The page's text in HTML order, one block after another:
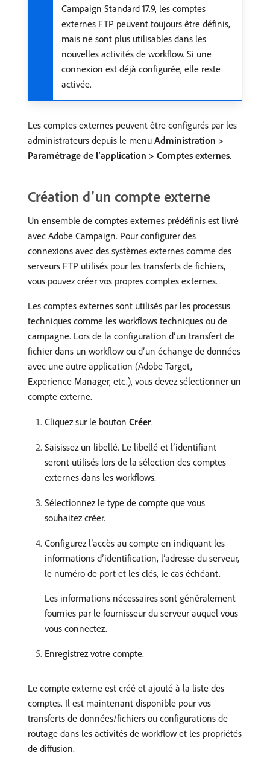
Campaign Standard 17.9, les comptes
externes FTP peuvent toujours être définis,
mais ne sont plus utilisables dans les
nouvelles activités de workflow. Si une
connexion est déjà configurée, elle reste
activée.
Les comptes externes peuvent être configurés par les
administrateurs depuis le menu Administration >
Paramétrage de l’application > Comptes externes.
Création d’un compte externe
Un ensemble de comptes externes prédéfinis est livré
avec Adobe Campaign. Pour configurer des
connexions avec des systèmes externes comme des
serveurs FTP utilisés pour les transferts de fichiers,
vous pouvez créer vos propres comptes externes.
Les comptes externes sont utilisés par les processus
techniques comme les workflows techniques ou de
campagne. Lors de la configuration d’un transfert de
fichier dans un workflow ou d’un échange de données
avec une autre application (Adobe Target,
Experience Manager, etc.), vous devez sélectionner un
compte externe.
Cliquez sur le bouton Créer.
Saisissez un libellé. Le libellé et l’identifiant
seront utilisés lors de la sélection des comptes
externes dans les workflows.
Sélectionnez le type de compte que vous
souhaitez créer.
Configurez l’accès au compte en indiquant les
informations d’identification, l’adresse du serveur,
le numéro de port et les clés, le cas échéant.
Les informations nécessaires sont généralement
fournies par le fournisseur du serveur auquel vous
vous connectez.
Enregistrez votre compte.
Le compte externe est créé et ajouté à la liste des
comptes. Il est maintenant disponible pour vos
transferts de données/fichiers ou configurations de
routage dans les activités de workflow et les propriétés
de diffusion.